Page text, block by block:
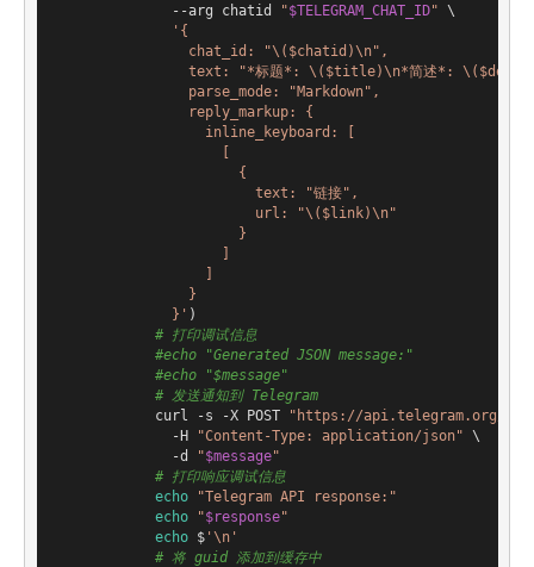
              --arg chatid
"$TELEGRAM_CHAT_ID" \
'{
                chat_id: "\($chatid)\n",
text: "*标题*: \($title)\n*简述*:
                parse_mode: "Markdown",
                reply_markup: {
                  inline_keyboard: [
                    [
                      {
                        text: "链接",
                        url: "\($link)\n"
                      }
                    ]
                  ]
                }
              }'
)
# 打印调试信息
#echo "Generated JSON message:"
#echo "$message"
# 发送通知到 Telegram
            curl -s -X POST
"https://api.telegram.org/bot
              -H
"Content-Type: application/json" \
              -d
"$message"
# 打印响应调试信息
echo
"Telegram API response:"
echo
"$response"
echo $'\n'
# 将 guid 添加到缓存中